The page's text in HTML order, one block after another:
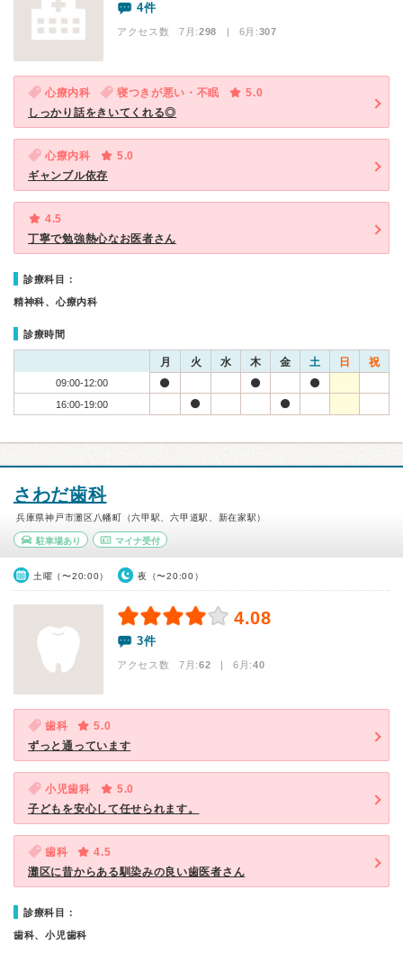
4件
アクセス数 7月:298 | 6月:307
心療内科 寝つきが悪い・不眠
5.0
しっかり話をきいてくれる◎
心療内科
5.0
ギャンブル依存
4.5
丁寧で勉強熱心なお医者さん
診療科目：
精神科、心療内科
診療時間
月 火 水 木 金 土 日 祝
09:00-12:00
16:00-19:00
さわだ歯科
兵庫県神戸市灘区八幡町（六甲駅、六甲道駅、新在家駅）
駐車場あり マイナ受付
土曜（〜20:00） 夜（〜20:00）
4.08
3件
アクセス数 7月:62 | 6月:40
歯科
5.0
ずっと通っています
小児歯科
5.0
子どもを安心して任せられます。
歯科
4.5
灘区に昔からある馴染みの良い歯医者さん
診療科目：
歯科、小児歯科